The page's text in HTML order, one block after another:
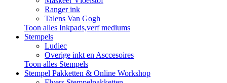
Ranger ink
Talens Van Gogh
Toon alles Inkpads,verf mediums
Stempels
Ludiec
Overige inkt en Asccesoires
Toon alles Stempels
Stempel Pakketten & Online Workshop